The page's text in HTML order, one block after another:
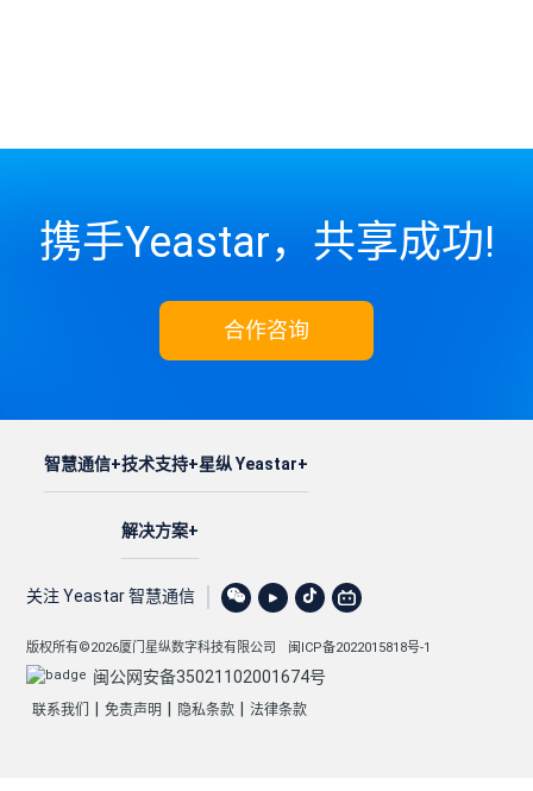
携手Yeastar，共享成功!
合作咨询
智慧通信 技术支持
解决方案
星纵 Yeastar
关注 Yeastar 智慧通信
版权所有©2026厦门星纵数字科技有限公司 闽ICP备2022015818号-1
闽公网安备35021102001674号
联系我们 免责声明 隐私条款 法律条款